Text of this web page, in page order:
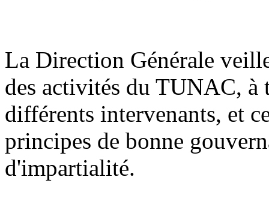
La Direction Générale
des activités du TUNAC, à
différents intervenants, et
principes de bonne
d'impartialité.